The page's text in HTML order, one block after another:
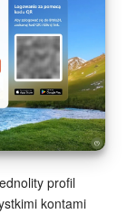
profil
kontami